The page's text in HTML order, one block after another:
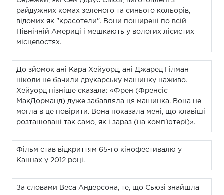
райдужних комах зеленого та синього кольорів,
відомих як "красотели". Вони поширені по всій
Північній Америці і мешкають у вологих лісистих
місцевостях.
До зйомок ані Кара Хейуорд, ані Джаред Гілман
ніколи не бачили друкарську машинку наживо.
Хейуорд пізніше сказала: «Френ (Френсіс
МакДорманд) дуже забавляла ця машинка. Вона не
могла в це повірити. Вона показала мені, що клавіші
розташовані так само, як і зараз (на комп'ютері)».
Фільм став відкриттям 65-го кінофестивалю у
Каннах у 2012 році.
За словами Веса Андерсона, те, що Сьюзі знайшла